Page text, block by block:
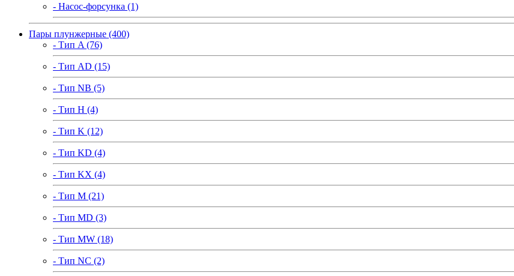
- Насос-форсунка (1)
Пары плунжерные (400)
- Тип A (76)
- Тип AD (15)
- Тип NB (5)
- Тип H (4)
- Тип K (12)
- Тип KD (4)
- Тип KX (4)
- Тип M (21)
- Тип MD (3)
- Тип MW (18)
- Тип NC (2)